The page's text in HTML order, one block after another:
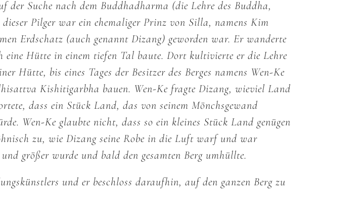
Suche nach dem Buddhadharma (die Lehre des Buddha,
Pilger war ein ehemaliger Prinz von Silla, namens Kim
Erdschatz (auch genannt Dizang) geworden war. Er wanderte
Hütte in einem tiefen Tal baute. Dort kultivierte er die Lehre
Hütte, bis eines Tages der Besitzer des Berges namens Wen-Ke
Kishitigarbha bauen. Wen-Ke fragte Dizang, wieviel Land
dass ein Stück Land, das von seinem Mönchsgewand
Wen-Ke glaubte nicht, dass so ein kleines Stück Land genügen
zu, wie Dizang seine Robe in die Luft warf und war
größer wurde und bald den gesamten Berg umhüllte.
und er beschloss daraufhin, auf den ganzen Berg zu